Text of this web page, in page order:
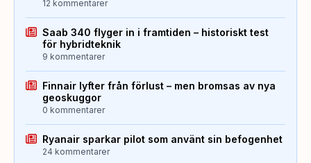
12 kommentarer
Saab 340 flyger in i framtiden – historiskt test
för hybridteknik
9 kommentarer
Finnair lyfter från förlust – men bromsas av nya
geoskuggor
0 kommentarer
Ryanair sparkar pilot som använt sin befogenhet
24 kommentarer